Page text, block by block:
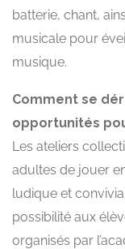
batterie, chant,
musicale pour
musique.
Comment se
opportunités
Les ateliers
adultes de jouer
ludique et
possibilité aux
organisés par